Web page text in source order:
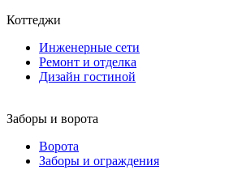
Коттеджи
Инженерные сети
Ремонт и отделка
Дизайн гостиной
Заборы и ворота
Ворота
Заборы и ограждения